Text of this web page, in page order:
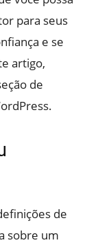
para seus
e se
artigo,
de
de
sobre um